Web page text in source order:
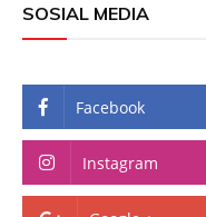
SOSIAL MEDIA
Facebook
Instagram